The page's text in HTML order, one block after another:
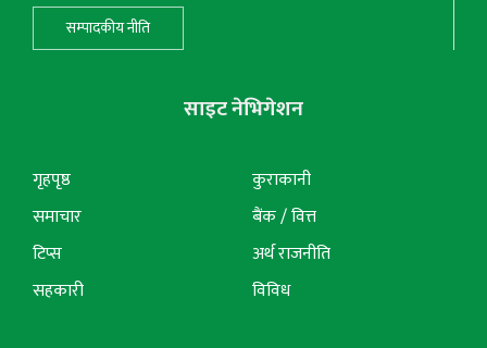
सम्पादकीय नीति
साइट नेभिगेशन
गृहपृष्ठ
समाचार
टिप्स
सहकारी
कुराकानी
बैंक / वित्त
अर्थ राजनीति
विविध